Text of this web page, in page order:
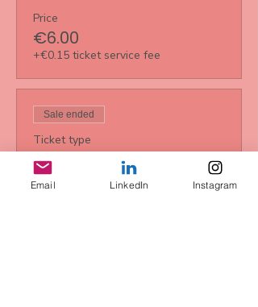
Price
€6.00
+€0.15 ticket service fee
Sale ended
Ticket type
5er Karte
More info
Email LinkedIn Instagram